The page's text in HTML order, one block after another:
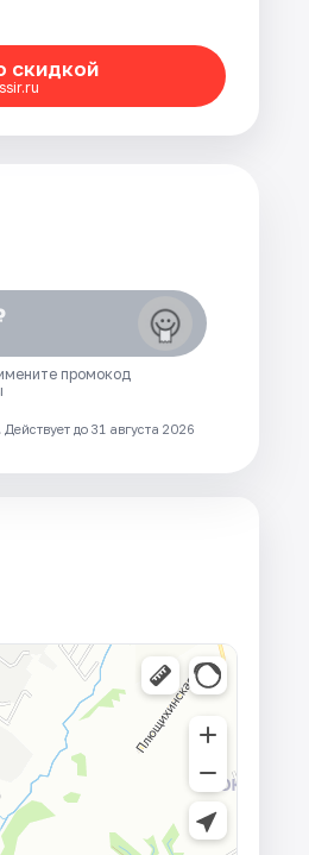
скидкой
промокод
Действует до 31 августа 2026